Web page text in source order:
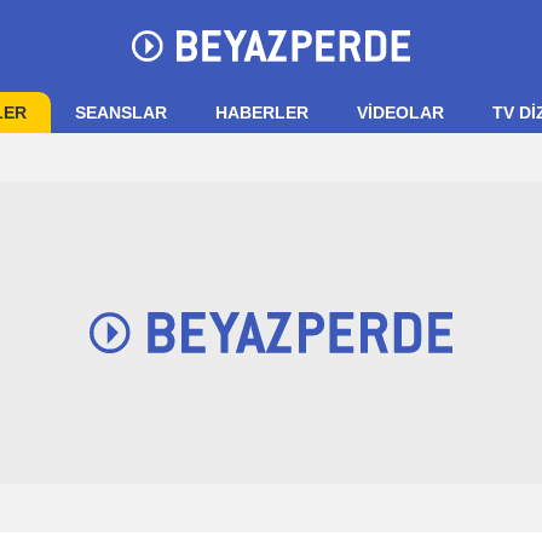
SEANSLAR HABERLER VIDEOLAR TV